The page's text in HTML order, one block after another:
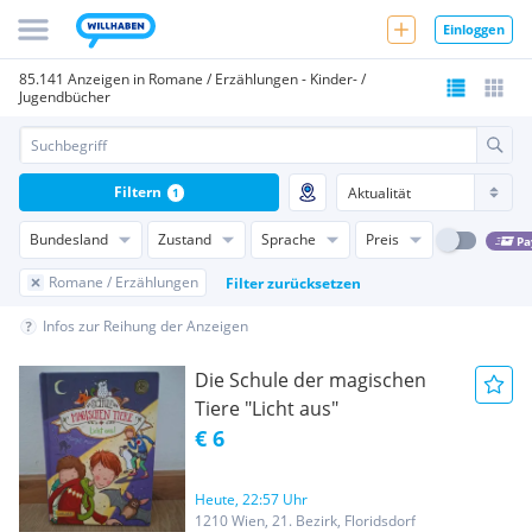
Einloggen
85.141 Anzeigen in Romane / Erzählungen - Kinder- /
Jugendbücher
Bundesland Zustand Sprache Preis
Romane / Erzählungen Filter zurücksetzen
Filtern 1
Infos zur Reihung der Anzeigen
Die Schule der magischen
Tiere "Licht aus"
€ 6
Heute, 22:57 Uhr
1210 Wien, 21. Bezirk, Floridsdorf